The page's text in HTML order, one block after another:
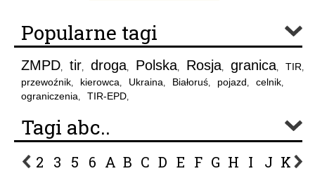
Popularne tagi
ZMPD, tir, droga, Polska, Rosja, granica, TIR,
przewoźnik, kierowca, Ukraina, Białoruś, pojazd, celnik,
ograniczenia, TIR-EPD,
Tagi abc..
2 3 5 6 A B C D E F G H I J K L